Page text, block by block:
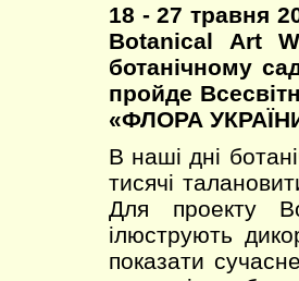
18 - 27 травня
Botanical Art
ботанічному
пройде
«ФЛОРА
В наші дні
тисячі
Для проекту
ілюструють
показати